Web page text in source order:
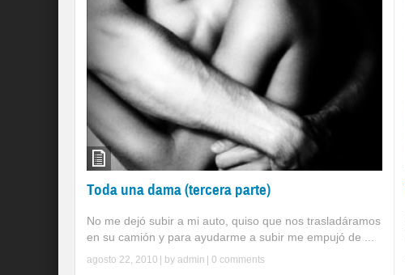
Toda una dama (tercera parte)
No me dejó subir a mi auto, quiso que nos trasladáramos
en su camión y para ayudarme a subir me empujó de ...
agosto 22, 2010 | by admin 0 comments